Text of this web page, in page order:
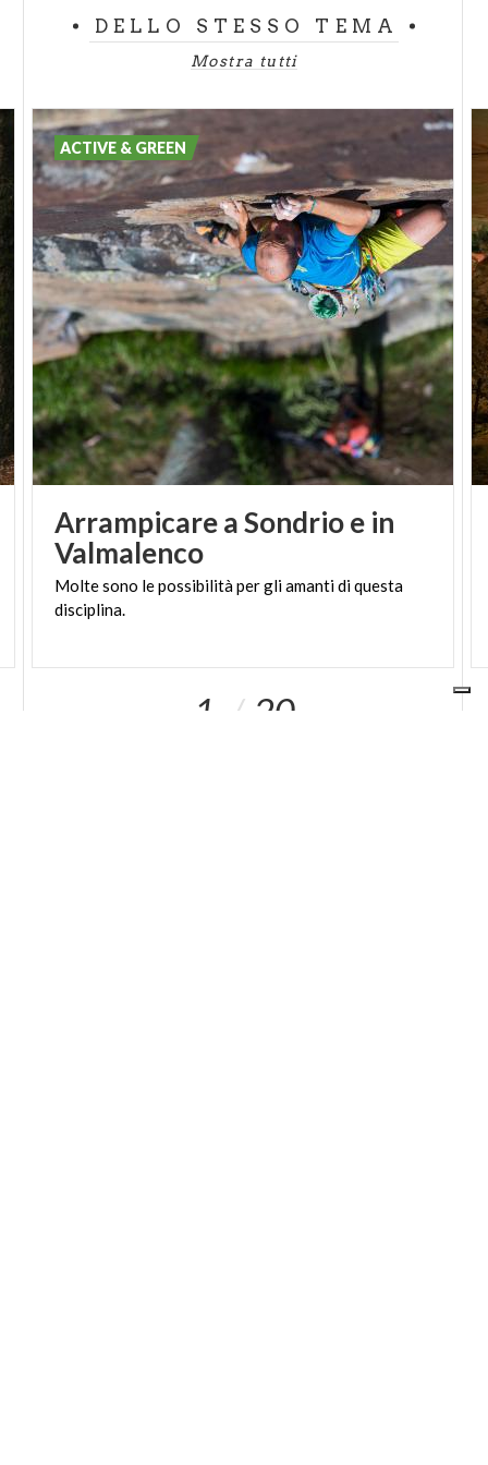
Qualunque sia la via utilizzata, il finale ne varrà
sempre la pena!
DELLO STESSO TEMA
Mostra tutti
Arrampicare a Sondrio e in
Valmalenco
Moltesono lepossibilitàpergliamantidiquesta
disciplina.
ACTIVE & GREEN
1 20